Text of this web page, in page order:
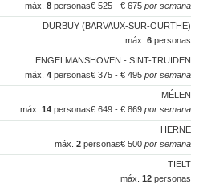
€ 525 - € 675 por semana
máx. 8 personas
DURBUY (BARVAUX-SUR-OURTHE)
máx. 6 personas
ENGELMANSHOVEN - SINT-TRUIDEN
€ 375 - € 495 por semana
máx. 4 personas
MÉLEN
€ 649 - € 869 por semana
máx. 14 personas
HERNE
€ 500 por semana
máx. 2 personas
TIELT
máx. 12 personas